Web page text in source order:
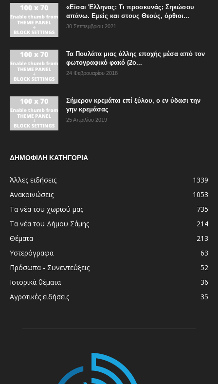
«Είσαι Έλληνας; Τι προσκυνάς; Σηκώσου
απάνω. Εμείς και στους Θεούς, όρθιοι...
30 Σεπτεμβρίου 2021
Τα Πουλάτα μιας άλλης εποχής μέσα από τον
φωτογραφικό φακό (2ο...
24 Φεβρουαρίου 2018
Σήμερον κρεμάται επί ξύλου, ο εν ύδασι την
γην κρεμάσας
25 Απριλίου 2019
ΔΗΜΟΦΙΛΗ ΚΑΤΗΓΟΡΙΑ
Άλλες ειδήσεις
1339
Ανακοινώσεις
1053
Τα νέα του χωριού μας
735
Τα νέα του Δήμου Σάμης
214
Θέματα
213
Υστερόγραφα
63
Πρόσωπα - Συνεντεύξεις
52
Ιστορικά θέματα
36
Αγροτικές ειδήσεις
35